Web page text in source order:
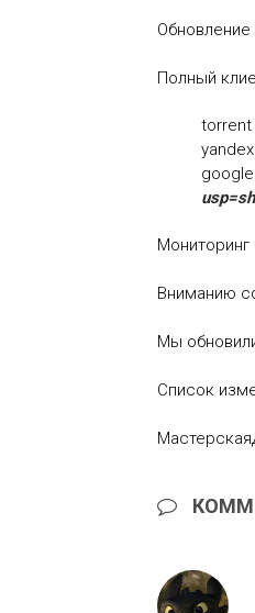
Обновление
Полный
torrent
Вниманию
Мы
Список